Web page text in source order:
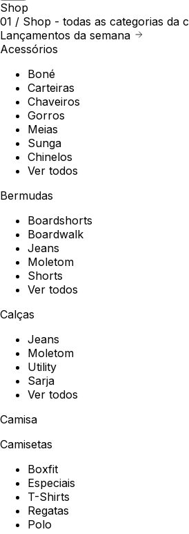
Shop
01 / Shop - todas as categorias da
Lançamentos da semana
Acessórios
Boné
Carteiras
Chaveiros
Gorros
Meias
Sunga
Chinelos
Ver todos
Bermudas
Boardshorts
Boardwalk
Jeans
Moletom
Shorts
Ver todos
Calças
Jeans
Moletom
Utility
Sarja
Ver todos
Camisa
Camisetas
Boxfit
Especiais
T-Shirts
Regatas
Polo